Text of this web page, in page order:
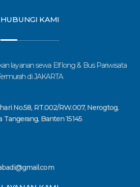
HUBUNGI KAMI
layanan sewa Elf long & Bus Pariwisata
di JAKARTA
No.58, RT.002/RW.007, Nerogtog,
Tangerang, Banten 15145